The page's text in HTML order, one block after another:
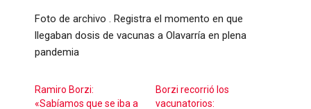
Foto de archivo . Registra el momento en que
llegaban dosis de vacunas a Olavarría en plena
pandemia
Ramiro Borzi:
«Sabíamos que se iba a
Borzi recorrió los
vacunatorios: